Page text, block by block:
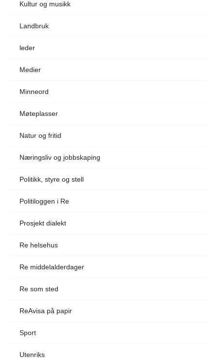
Kultur og musikk
Landbruk
leder
Medier
Minneord
Møteplasser
Natur og fritid
Næringsliv og jobbskaping
Politikk, styre og stell
Politiloggen i Re
Prosjekt dialekt
Re helsehus
Re middelalderdager
Re som sted
ReAvisa på papir
Sport
Utenriks